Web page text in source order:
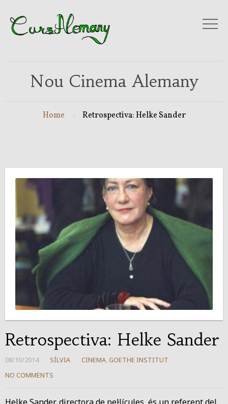
Nou Cinema Alemany
Home Retrospectiva: Helke Sander
Retrospectiva: Helke Sander
08/10/2014 SÍLVIA CINEMA, GOETHE INSTITUT
NO COMMENTS